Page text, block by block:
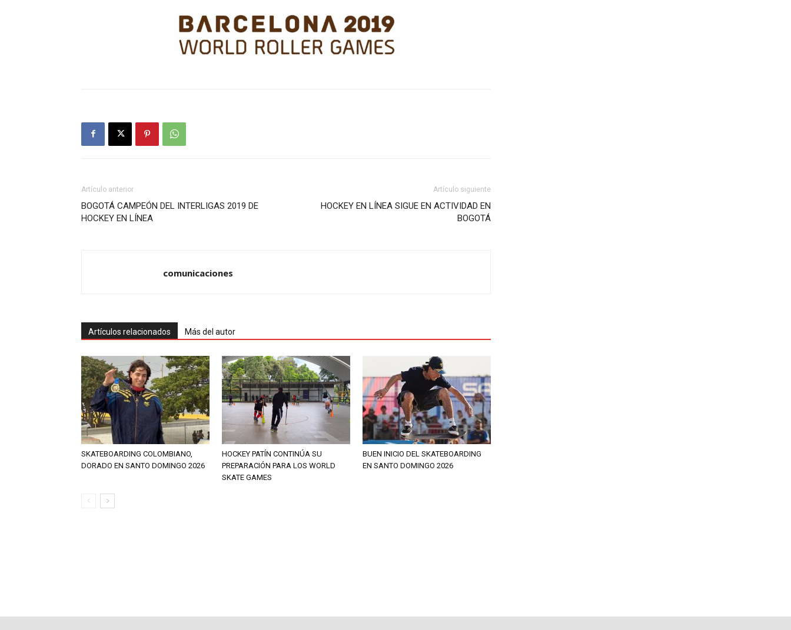
Artículo anterior
BOGOTÁ CAMPEÓN DEL INTERLIGAS 2019 DE
HOCKEY EN LÍNEA
Artículo siguiente
HOCKEY EN LÍNEA SIGUE EN ACTIVIDAD EN
BOGOTÁ
comunicaciones
Artículos relacionados Más del autor
SKATEBOARDING COLOMBIANO,
DORADO EN SANTO DOMINGO 2026
HOCKEY PATÍN CONTINÚA SU
PREPARACIÓN PARA LOS WORLD
SKATE GAMES
BUEN INICIO DEL SKATEBOARDING
EN SANTO DOMINGO 2026